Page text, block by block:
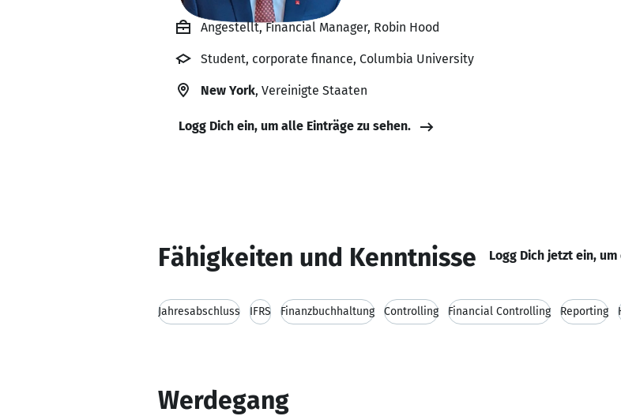
Angestellt, Financial Manager, Robin Hood
Student, corporate finance, Columbia University
New York, Vereinigte Staaten
Logg Dich ein, um alle Einträge zu sehen.
Fähigkeiten und Kenntnisse Logg Dich jetzt ein,
Jahresabschluss IFRS Finanzbuchhaltung Controlling Financial Controlling Reporting
Werdegang